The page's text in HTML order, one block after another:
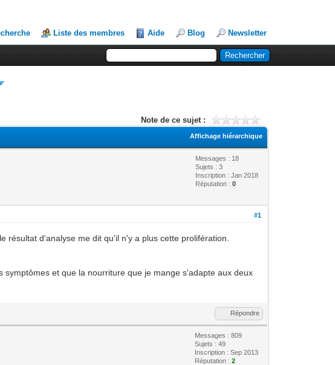
Liste des membres Aide Blog Newsletter
Note de ce sujet :
Affichage hiérarchique
Messages : 18
Sujets : 3
Inscription : Jan 2018
Réputation :0
#1
d'analyse me dit qu'il n'y a plus cette prolifération.
et que la nourriture que je mange s'adapte aux deux
Répondre
Messages : 809
Sujets : 49
Inscription : Sep 2013
Réputation :2